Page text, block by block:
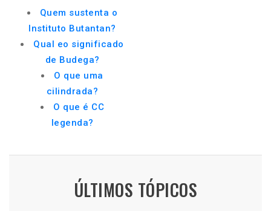
Quem sustenta o
Instituto Butantan?
Qual eo significado
de Budega?
O que uma
cilindrada?
O que é CC
legenda?
ÚLTIMOS TÓPICOS